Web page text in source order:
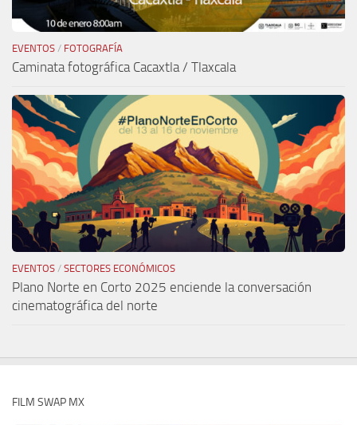
EVENTOS / FOTOGRAFÍA
Caminata fotográfica Cacaxtla / Tlaxcala
EVENTOS / SECTORES ECONÓMICOS
Plano Norte en Corto 2025 enciende la conversación
cinematográfica del norte
FILM SWAP MX